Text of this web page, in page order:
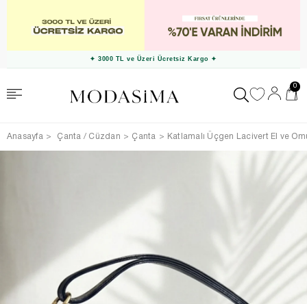
✦ 3000 TL ve Üzeri Ücretsiz Kargo ✦
0
Anasayfa Çanta / Cüzdan Çanta Katlamalı Üçgen Lacivert El ve